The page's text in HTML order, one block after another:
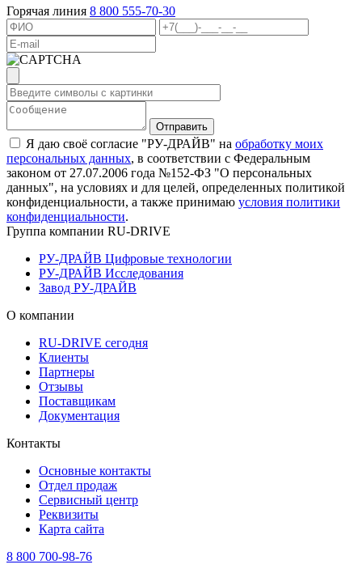
Горячая линия 8 800 555-70-30
Я даю своё согласие "РУ-ДРАЙВ" на обработку моих
персональных данных, в соответствии с Федеральным
законом от 27.07.2006 года №152-ФЗ "О персональных
данных", на условиях и для целей, определенных политикой
конфиденциальности, а также принимаю условия политики
конфиденциальности.
Группа компании RU-DRIVE
РУ-ДРАЙВ Цифровые технологии
РУ-ДРАЙВ Исследования
Завод РУ-ДРАЙВ
О компании
RU-DRIVE сегодня
Клиенты
Партнеры
Отзывы
Поставщикам
Документация
Контакты
Основные контакты
Отдел продаж
Сервисный центр
Реквизиты
Карта сайта
8 800 700-98-76